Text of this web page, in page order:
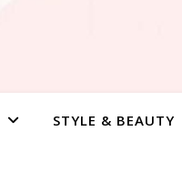
STYLE & BEAUTY